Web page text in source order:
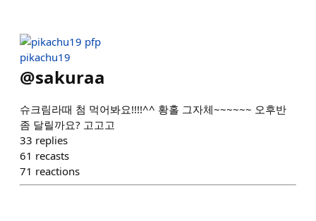
pikachu19
@sakuraa
슈크림라때 첨 먹어봐요!!!!^^ 황홀 그자체~~~~~~ 오후반
좀 달릴까요? 고고고
33 replies
61 recasts
71 reactions